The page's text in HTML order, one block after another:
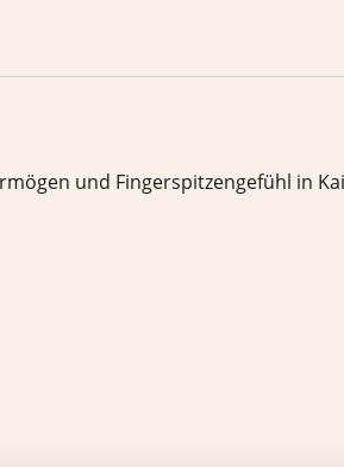
und Fingerspitzengefühl in